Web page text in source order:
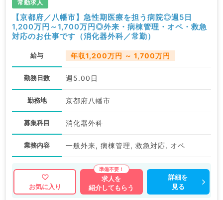
常勤求人
【京都府／八幡市】急性期医療を担う病院◎週5日
1,200万円～1,700万円◎外来・病棟管理・オペ・救急
対応のお仕事です（消化器外科／常勤）
給与 年収1,200万円 ～ 1,700万円
勤務日数 週5.00日
勤務地 京都府八幡市
募集科目 消化器外科
業務内容 一般外来, 病棟管理, 救急対応, オペ
お気に入り
求人を
紹介してもらう
詳細を
見る